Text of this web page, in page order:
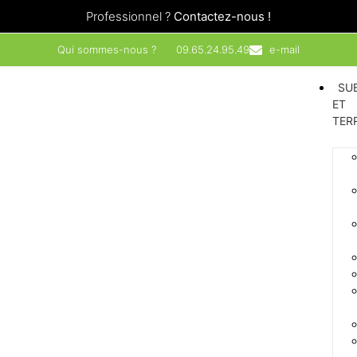
Professionnel ? Contactez-nous !
Qui sommes-nous ? 09.65.24.95.49 e-mail
ET